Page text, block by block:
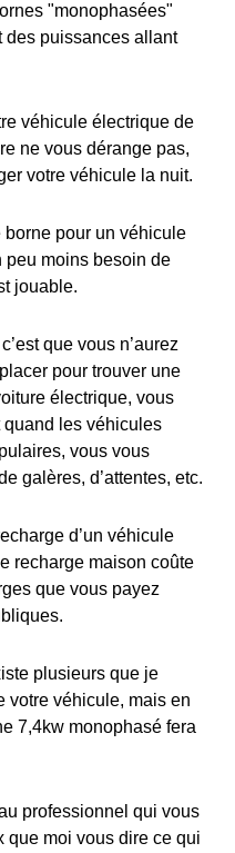
"monophasées"
des puissances allant
véhicule électrique de
ne vous dérange pas,
votre véhicule la nuit.
pour un véhicule
peu moins besoin de
jouable.
que vous n’aurez
pour trouver une
électrique, vous
les véhicules
vous vous
galères, d’attentes, etc.
d’un véhicule
recharge maison coûte
que vous payez
plusieurs que je
votre véhicule, mais en
7,4kw monophasé fera
professionnel qui vous
que moi vous dire ce qui